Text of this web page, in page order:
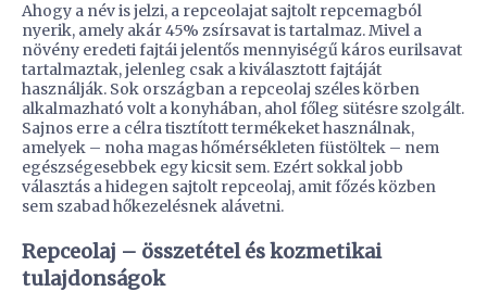
Ahogy a név is jelzi, a repceolajat sajtolt repcemagból
nyerik, amely akár 45% zsírsavat is tartalmaz. Mivel a
növény eredeti fajtái jelentős mennyiségű káros eurilsavat
tartalmaztak, jelenleg csak a kiválasztott fajtáját
használják. Sok országban a repceolaj széles körben
alkalmazható volt a konyhában, ahol főleg sütésre szolgált.
Sajnos erre a célra tisztított termékeket használnak,
amelyek – noha magas hőmérsékleten füstöltek – nem
egészségesebbek egy kicsit sem. Ezért sokkal jobb
választás a hidegen sajtolt repceolaj, amit főzés közben
sem szabad hőkezelésnek alávetni.
Repceolaj – összetétel és kozmetikai
tulajdonságok